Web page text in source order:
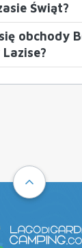
Świąt?
obchody